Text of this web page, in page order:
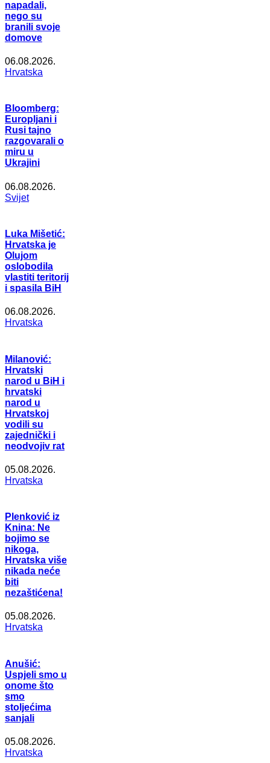
napadali,
nego su
branili svoje
domove
06.08.2026.
Hrvatska
Bloomberg:
Europljani i
Rusi tajno
razgovarali o
miru u
Ukrajini
06.08.2026.
Svijet
Luka Mišetić:
Hrvatska je
Olujom
oslobodila
vlastiti teritorij
i spasila BiH
06.08.2026.
Hrvatska
Milanović:
Hrvatski
narod u BiH i
hrvatski
narod u
Hrvatskoj
vodili su
zajednički i
neodvojiv rat
05.08.2026.
Hrvatska
Plenković iz
Knina: Ne
bojimo se
nikoga,
Hrvatska više
nikada neće
biti
nezaštićena!
05.08.2026.
Hrvatska
Anušić:
Uspjeli smo u
onome što
smo
stoljećima
sanjali
05.08.2026.
Hrvatska